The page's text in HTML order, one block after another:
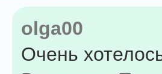
olga00
Очень